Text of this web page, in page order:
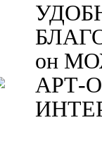
он
АРТ-